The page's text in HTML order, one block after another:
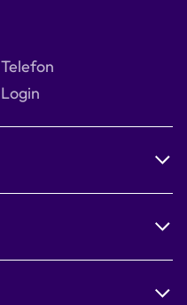
Telefon
Login